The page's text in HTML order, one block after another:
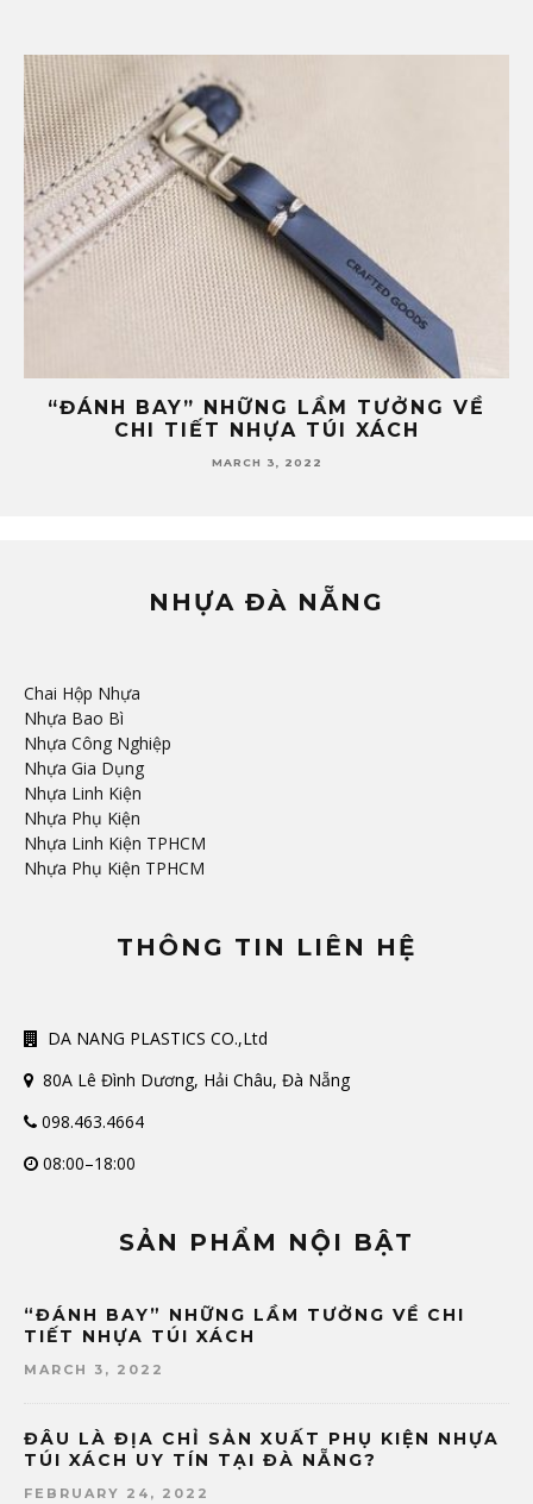
ĐÂU LÀ ĐỊA CHỈ SẢN XUẤT PHỤ KIỆN
NHỰA TÚI XÁCH UY TÍN TẠI ĐÀ NẴNG?
FEBRUARY 24, 2022
NHỰA ĐÀ NẴNG
Chai Hộp Nhựa
Nhựa Bao Bì
Nhựa Công Nghiệp
Nhựa Gia Dụng
Nhựa Linh Kiện
Nhựa Phụ Kiện
Nhựa Linh Kiện TPHCM
Nhựa Phụ Kiện TPHCM
THÔNG TIN LIÊN HỆ
DA NANG PLASTICS CO.,Ltd
80A Lê Đình Dương, Hải Châu, Đà Nẵng
098.463.4664
08:00–18:00
SẢN PHẨM NỘI BẬT
“ĐÁNH BAY” NHỮNG LẦM TƯỞNG VỀ CHI
TIẾT NHỰA TÚI XÁCH
MARCH 3, 2022
ĐÂU LÀ ĐỊA CHỈ SẢN XUẤT PHỤ KIỆN NHỰA
TÚI XÁCH UY TÍN TẠI ĐÀ NẴNG?
FEBRUARY 24, 2022